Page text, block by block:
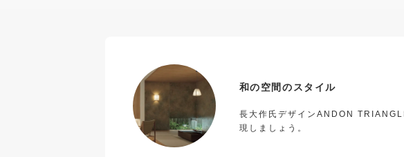
和の空間のスタイル
長大作氏デザインANDON
現しましょう。